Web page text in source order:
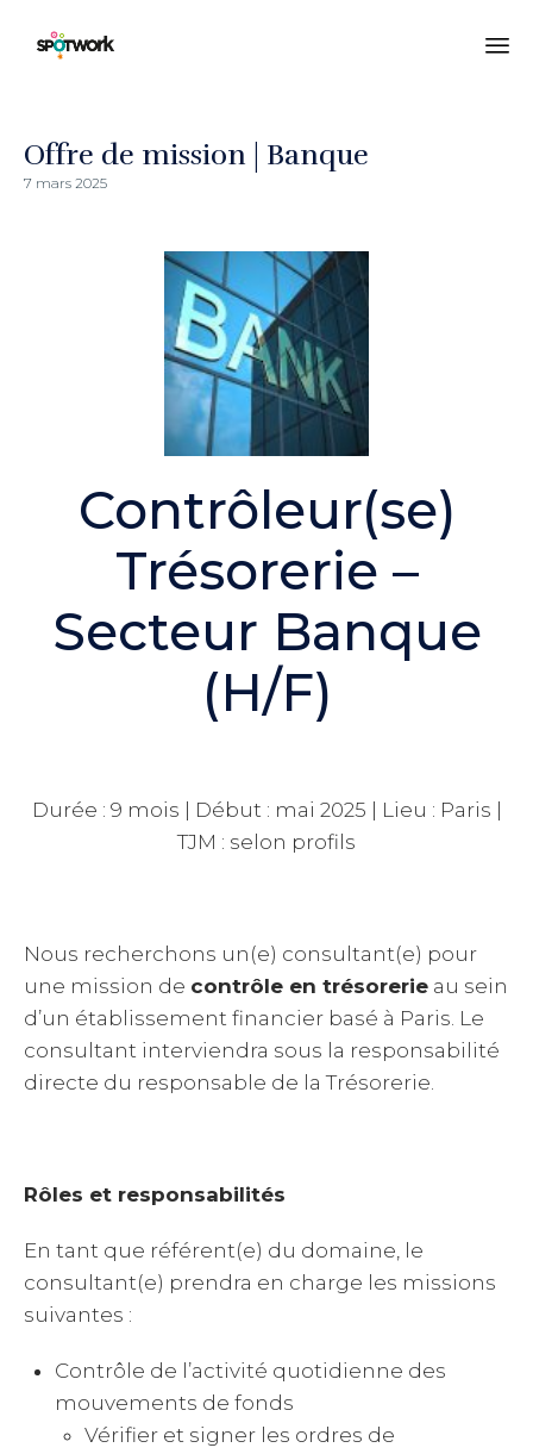
Offre de mission | Banque
7 mars 2025
Contrôleur(se)
Trésorerie –
Secteur Banque
(H/F)
Durée : 9 mois | Début : mai 2025 | Lieu : Paris |
TJM : selon profils
Nous recherchons un(e) consultant(e) pour
une mission de contrôle en trésorerie au sein
d’un établissement financier basé à Paris. Le
consultant interviendra sous la responsabilité
directe du responsable de la Trésorerie.
Rôles et responsabilités
En tant que référent(e) du domaine, le
consultant(e) prendra en charge les missions
suivantes :
Contrôle de l’activité quotidienne des
mouvements de fonds
Vérifier et signer les ordres de